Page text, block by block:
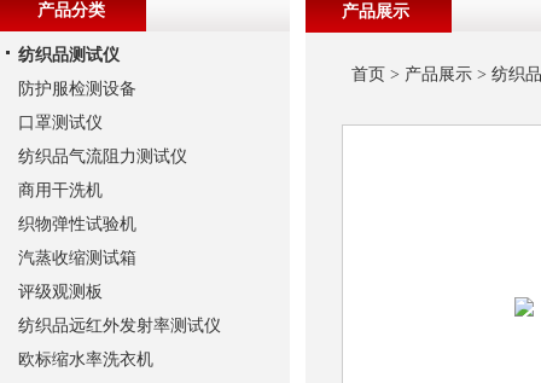
产品展示
首页 > 产品展示> 纺织
产品分类
纺织品测试仪
防护服检测设备
口罩测试仪
纺织品气流阻力测试仪
商用干洗机
织物弹性试验机
汽蒸收缩测试箱
评级观测板
纺织品远红外发射率测试仪
欧标缩水率洗衣机